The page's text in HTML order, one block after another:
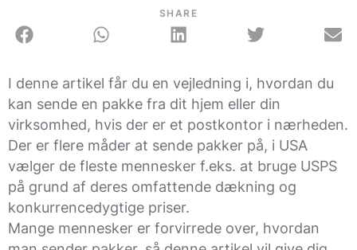
SHARE
I denne artikel får du en vejledning i, hvordan du
kan sende en pakke fra dit hjem eller din
virksomhed, hvis der er et postkontor i nærheden.
Der er flere måder at sende pakker på, i USA
vælger de fleste mennesker f.eks. at bruge USPS
på grund af deres omfattende dækning og
konkurrencedygtige priser.
Mange mennesker er forvirrede over, hvordan